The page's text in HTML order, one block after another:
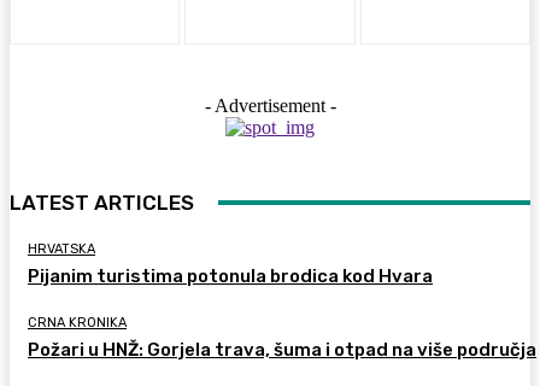
- Advertisement -
LATEST ARTICLES
HRVATSKA
Pijanim turistima potonula brodica kod Hvara
CRNA KRONIKA
Požari u HNŽ: Gorjela trava, šuma i otpad na više područja